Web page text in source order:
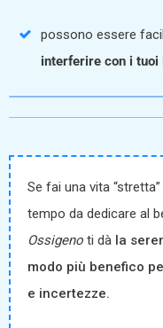
possono essere
interferire con i tuoi
Se fai una vita
tempo da dedicare al
Ossigeno ti dà la
modo più benefico
e incertezze.